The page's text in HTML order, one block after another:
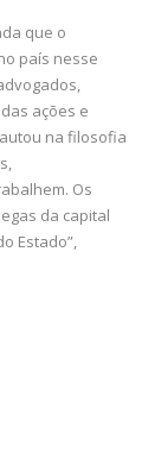
que o
país nesse
ações e
na filosofia
Os
da capital
Estado”,